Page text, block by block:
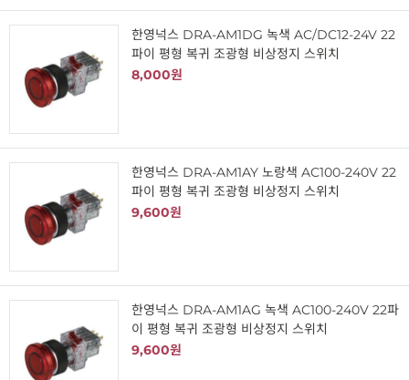
한영넉스 DRA-AM1DG 녹색 AC/DC12-24V 22
파이 평형 복귀 조광형 비상정지 스위치
8,000원
한영넉스 DRA-AM1AY 노랑색 AC100-240V 22
파이 평형 복귀 조광형 비상정지 스위치
9,600원
한영넉스 DRA-AM1AG 녹색 AC100-240V 22파
이 평형 복귀 조광형 비상정지 스위치
9,600원